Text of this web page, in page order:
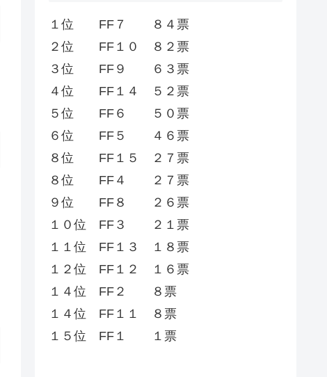
１位 FF７ ８４票
２位 FF１０ ８２票
３位 FF９ ６３票
４位 FF１４ ５２票
５位 FF６ ５０票
６位 FF５ ４６票
８位 FF１５ ２７票
８位 FF４ ２７票
９位 FF８ ２６票
１０位 FF３ ２１票
１１位 FF１３ １８票
１２位 FF１２ １６票
１４位 FF２ ８票
１４位 FF１１ ８票
１５位 FF１ １票